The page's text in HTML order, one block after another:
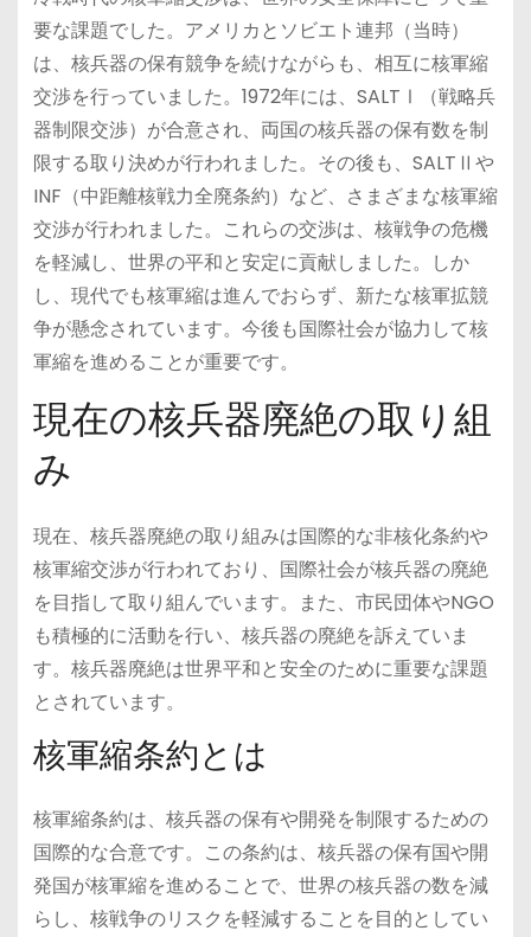
要な課題でした。アメリカとソビエト連邦（当時）
は、核兵器の保有競争を続けながらも、相互に核軍縮
交渉を行っていました。1972年には、SALTⅠ（戦略兵
器制限交渉）が合意され、両国の核兵器の保有数を制
限する取り決めが行われました。その後も、SALTⅡや
INF（中距離核戦力全廃条約）など、さまざまな核軍縮
交渉が行われました。これらの交渉は、核戦争の危機
を軽減し、世界の平和と安定に貢献しました。しか
し、現代でも核軍縮は進んでおらず、新たな核軍拡競
争が懸念されています。今後も国際社会が協力して核
軍縮を進めることが重要です。
現在の核兵器廃絶の取り組
み
現在、核兵器廃絶の取り組みは国際的な非核化条約や
核軍縮交渉が行われており、国際社会が核兵器の廃絶
を目指して取り組んでいます。また、市民団体やNGO
も積極的に活動を行い、核兵器の廃絶を訴えていま
す。核兵器廃絶は世界平和と安全のために重要な課題
とされています。
核軍縮条約とは
核軍縮条約は、核兵器の保有や開発を制限するための
国際的な合意です。この条約は、核兵器の保有国や開
発国が核軍縮を進めることで、世界の核兵器の数を減
らし、核戦争のリスクを軽減することを目的としてい